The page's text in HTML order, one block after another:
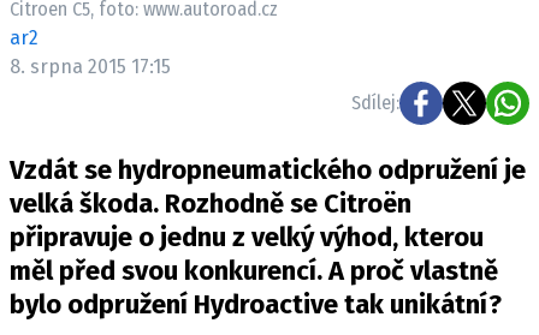
ELEKTRO
TESTY ELEKTROMOBILŮ
RALLY
OSTATNÍ
TISKOVKY
ROZHOVORY
Citroen C5, foto: www.autoroad.cz
ar2
8. srpna 2015 17:15
Sdílej:
Vzdát se hydropneumatického odpružení je
velká škoda. Rozhodně se Citroën
připravuje o jednu z velký výhod, kterou
měl před svou konkurencí. A proč vlastně
bylo odpružení Hydroactive tak unikátní?